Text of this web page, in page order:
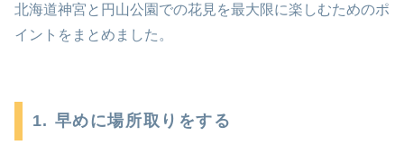
北海道神宮と円山公園での花見を最大限に楽しむためのポ
イントをまとめました。
1. 早めに場所取りをする